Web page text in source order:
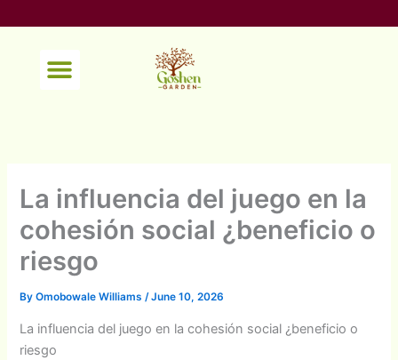
to
Menu
La influencia del juego en la
cohesión social ¿beneficio o
riesgo
ByOmobowale Williams/June 10, 2026
La influencia del juego en la cohesión social ¿beneficio o
riesgo